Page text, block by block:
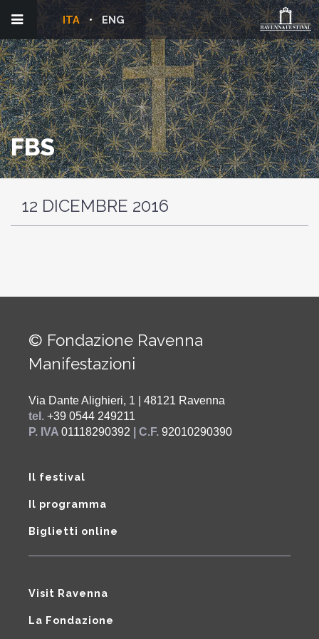
ENG
ITA
FBS
12 DICEMBRE 2016
© Fondazione Ravenna
Manifestazioni
Via Dante Alighieri, 1 | 48121 Ravenna
tel. +39 0544 249211
P. IVA 01118290392 | C.F. 92010290390
Il festival
Il programma
Biglietti online
Visit Ravenna
La Fondazione